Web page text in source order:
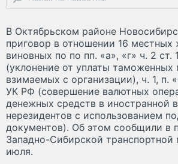
В Октябрьском районе
приговор в отношении 16 местных
виновных по по пп. «а», «г» ч. 2 ст.
(уклонение от уплаты таможенных
взимаемых с организации), ч. 1, п.
УК РФ (совершение валютных
денежных средств в иностранной
нерезидентов с использованием
документов). Об этом сообщили в
Западно-Сибирской транспортной
июля.